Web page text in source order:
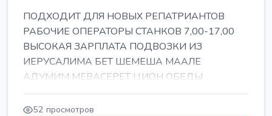
ПОДХОДИТ ДЛЯ НОВЫХ РЕПАТРИАНТОВ
РАБОЧИЕ ОПЕРАТОРЫ СТАНКОВ 7,00-17,00
ВЫСОКАЯ ЗАРПЛАТА ПОДВОЗКИ ИЗ
ИЕРУСАЛИМА БЕТ ШЕМЕША МААЛЕ
АДУМИМ МЕВАСЕРЕТ ЦИОН ОБЕДЫ
ПОДАРКИ КОРПОРАТИВЫ ИНГА
52 просмотров